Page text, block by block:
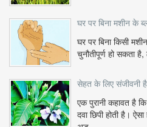
घर पर बिना मशीन के
घर पर बिना किसी
चुनौतीपूर्ण हो सकता
सेहत के लिए संजीवनी है
एक पुरानी कहावत है
दवा छिपी होती है।